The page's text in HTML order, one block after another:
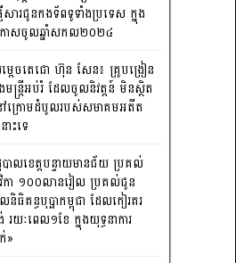
សារជូនកងទ័ពទូទាំងប្រទេស ក្នុង
ាសចូលឆ្នាំសកល២០២៤
តេចតេជោ ហ៊ុន សែន៖ គ្រូបង្រៀន
មន្ត្រីអប់រំ ដែលចូលនិវត្តន៍ មិនស្ថិត
ក្រោមដំបូលរបស់សមាគមអតីត
ះទេ
បាលខេត្តបន្ទាយមានជ័យ ប្រគល់
កា ១០០លានរៀល ប្រគល់ជូន
ធិគន្ធបុប្ផាកម្ពុជា ដែលកៀរគរ
រយៈពេល១ខែ ក្នុងយុទ្ធនាការ
»